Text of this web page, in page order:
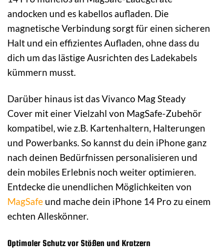
andocken und es kabellos aufladen. Die
magnetische Verbindung sorgt für einen sicheren
Halt und ein effizientes Aufladen, ohne dass du
dich um das lästige Ausrichten des Ladekabels
kümmern musst.
Darüber hinaus ist das Vivanco Mag Steady
Cover mit einer Vielzahl von MagSafe-Zubehör
kompatibel, wie z.B. Kartenhaltern, Halterungen
und Powerbanks. So kannst du dein iPhone ganz
nach deinen Bedürfnissen personalisieren und
dein mobiles Erlebnis noch weiter optimieren.
Entdecke die unendlichen Möglichkeiten von
MagSafe und mache dein iPhone 14 Pro zu einem
echten Alleskönner.
Optimaler Schutz vor Stößen und Kratzern